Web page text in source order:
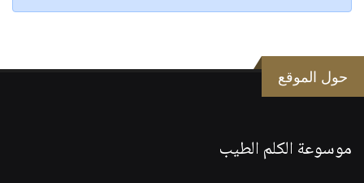
حول الموقع
موسوعة الكلم الطيب